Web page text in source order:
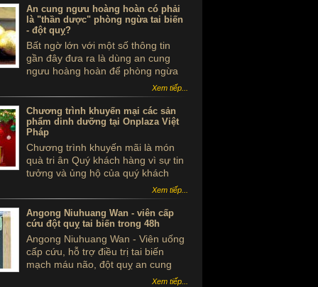
An cung ngưu hoàng hoàn có phải
là "thần dược" phòng ngừa tai biến
- đột quỵ?
Bất ngờ lớn với một số thông tin
gần đây đưa ra là dùng an cung
ngưu hoàng hoàn để phòng ngừa
tai biến - đột quỵ là ...tự sát. Thực
hư sản phẩm này ra sao, có thể
dùng để phòng tai biến - đột quỵ
không?
Xem tiếp...
Chương trình khuyến mại các sản
phẩm dinh dưỡng tại Onplaza Việt
Pháp
Chương trình khuyến mãi là món
quà tri ân Quý khách hàng vì sự tin
tưởng và ủng hộ của quý khách
Xem tiếp...
Angong Niuhuang Wan - viên cấp
cứu đột quỵ tai biến trong 48h
Angong Niuhuang Wan - Viên uống
cấp cứu, hỗ trợ điều trị tai biến
mạch máu não, đột quỵ an cung
ngưu hoàng hoàn hộp gỗ màu xanh
Xem tiếp...